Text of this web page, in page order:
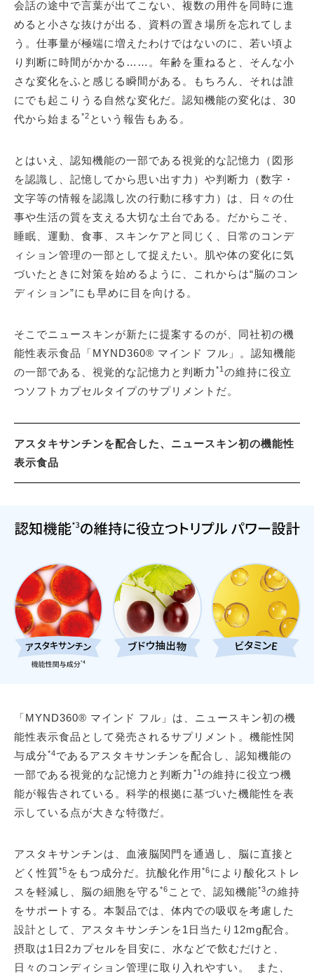
会話の途中で言葉が出てこない、複数の用件を同時に進
めると小さな抜けが出る、資料の置き場所を忘れてしま
う。仕事量が極端に増えたわけではないのに、若い頃よ
り判断に時間がかかる……。年齢を重ねると、そんな小
さな変化をふと感じる瞬間がある。もちろん、それは誰
にでも起こりうる自然な変化だ。認知機能の変化は、30
代から始まる *2 という報告もある。
とはいえ、認知機能の一部である視覚的な記憶力（図形
を認識し、記憶してから思い出す力）や判断力（数字・
文字等の情報を認識し次の行動に移す力）は、日々の仕
事や生活の質を支える大切な土台である。だからこそ、
睡眠、運動、食事、スキンケアと同じく、日常のコンデ
ィション管理の一部として捉えたい。肌や体の変化に気
づいたときに対策を始めるように、これからは“脳のコン
ディション”にも早めに目を向ける。
そこでニュースキンが新たに提案するのが、同社初の機
能性表示食品「MYND360® マインド フル」。認知機能
の一部である、視覚的な記憶力と判断力 *1 の維持に役立
つソフトカプセルタイプのサプリメントだ。
アスタキサンチンを配合した、ニュースキン初の機能性
表示食品
「MYND360® マインド フル」は、ニュースキン初の機
能性表示食品として発売されるサプリメント。機能性関
与成分*4であるアスタキサンチンを配合し、認知機能の
一部である視覚的な記憶力と判断力 *1 の維持に役立つ機
能が報告されている。科学的根拠に基づいた機能性を表
示している点が大きな特徴だ。
アスタキサンチンは、血液脳関門を通過し、脳に直接と
どく性質*5 をもつ成分だ。抗酸化作用*6により酸化ストレ
スを軽減し、脳の細胞を守る *6 ことで、認知機能*3の維持
をサポートする。本製品では、体内での吸収を考慮した
設計として、アスタキサンチンを1日当たり12mg配合。
摂取は1日2カプセルを目安に、水などで飲むだけと、
日々のコンディション管理に取り入れやすい。 また、